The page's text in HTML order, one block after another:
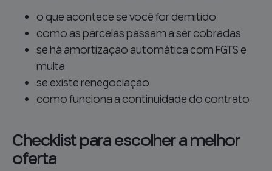
o que acontece se você for demitido
como as parcelas passam a ser cobradas
se há amortização automática com FGTS e
multa
se existe renegociação
como funciona a continuidade do contrato
Checklist para escolher a melhor
oferta